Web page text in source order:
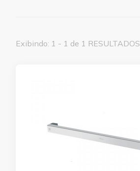
Exibindo: 1 - 1 de 1 RESULTADOS